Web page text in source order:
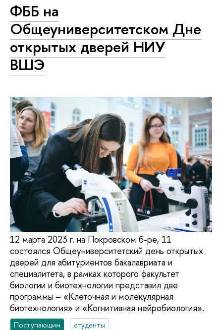
ФББ на
Общеуниверситетском Дне
открытых дверей НИУ
ВШЭ
12 марта 2023 г. на Покровском б-ре, 11
состоялся Общеуниверситетский день открытых
дверей для абитуриентов бакалавриата и
специалитета, в рамках которого факультет
биологии и биотехнологии представил две
программы – «Клеточная и молекулярная
биотехнология» и «Когнитивная нейробиология».
Поступающим студенты